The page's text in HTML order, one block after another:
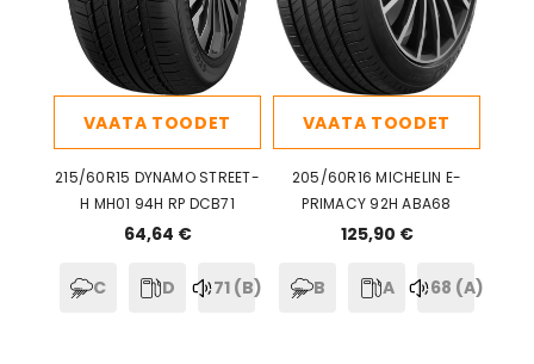
VAATA TOODET
215/60R15 DYNAMO STREET-
H MH01 94H RP DCB71
64,64 €
C D 71 (B)
VAATA TOODET
205/60R16 MICHELIN E-
PRIMACY 92H ABA68
125,90 €
B A 68 (A)